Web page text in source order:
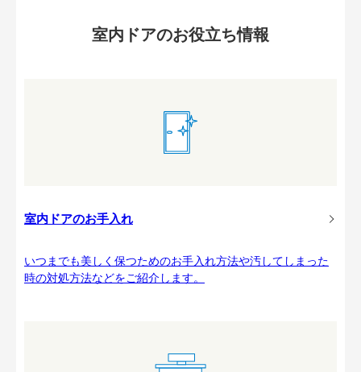
室内ドアのお役立ち情報
室内ドアのお手入れ
いつまでも美しく保つためのお手入れ方法や汚してしまった
時の対処方法などをご紹介します。